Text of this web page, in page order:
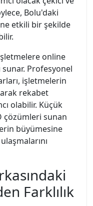
Bolu'daki
etkili bir şekilde
online
sunar. Profesyonel
işletmelerin
rekabet
olabilir. Küçük
çözümleri sunan
büyümesine
Farklılık